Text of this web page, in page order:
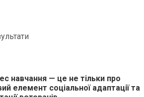
навчання — це не тільки про
елемент соціальної адаптації та